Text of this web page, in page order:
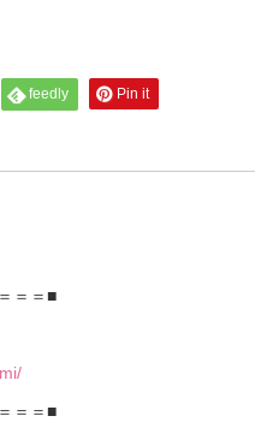
feedly Pin it
＝＝■
＝＝■